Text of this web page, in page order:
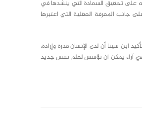
على تحقيق السعادة التي ينشدها في
جانب المعرفة العقلية التي اعتبرها
ابن سينا أن لدى الإنسان قدرة وإرادة،
وهي آراء يمكن ان تؤسس لعلم نفس جديد